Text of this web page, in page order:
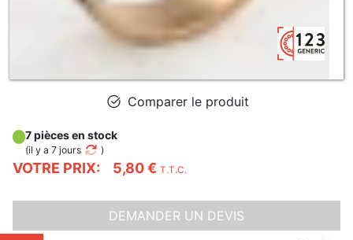
Comparer le produit
VOTRE PRIX: 5,80 € T.T.C.
7 pièces en stock
(il y a 7 jours )
DEMANDER UN DEVIS